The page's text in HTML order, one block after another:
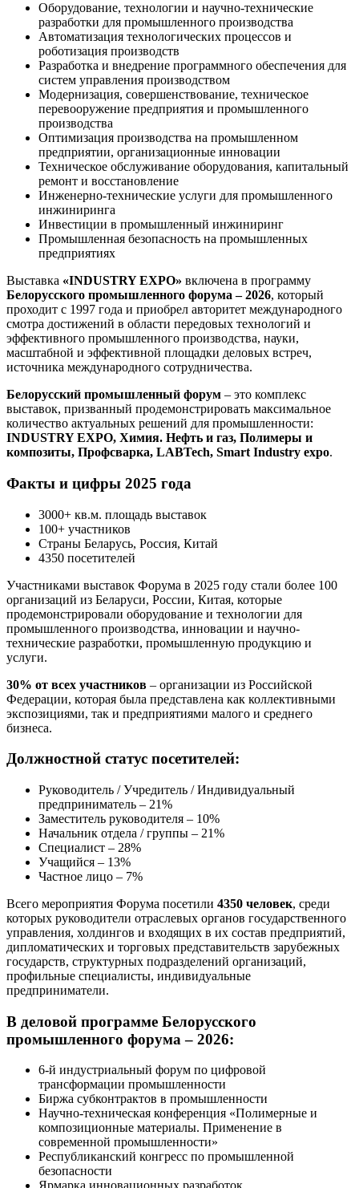
Оборудование, технологии и научно-технические
разработки для промышленного производства
Автоматизация технологических процессов и
роботизация производств
Разработка и внедрение программного обеспечения для
систем управления производством
Модернизация, совершенствование, техническое
перевооружение предприятия и промышленного
производства
Оптимизация производства на промышленном
предприятии, организационные инновации
Техническое обслуживание оборудования, капитальный
ремонт и восстановление
Инженерно-технические услуги для промышленного
инжиниринга
Инвестиции в промышленный инжиниринг
Промышленная безопасность на промышленных
предприятиях
Выставка «INDUSTRY EXPO» включена в программу
Белорусского промышленного форума – 2026, который
проходит с 1997 года и приобрел авторитет международного
смотра достижений в области передовых технологий и
эффективного промышленного производства, науки,
масштабной и эффективной площадки деловых встреч,
источника международного сотрудничества.
Белорусский промышленный форум – это комплекс
выставок, призванный продемонстрировать максимальное
количество актуальных решений для промышленности:
INDUSTRY EXPO, Химия. Нефть и газ, Полимеры и
композиты, Профсварка, LABTech, Smart Industry expo.
Факты и цифры 2025 года
3000+ кв.м. площадь выставок
100+ участников
Страны Беларусь, Россия, Китай
4350 посетителей
Участниками выставок Форума в 2025 году стали более 100
организаций из Беларуси, России, Китая, которые
продемонстрировали оборудование и технологии для
промышленного производства, инновации и научно-
технические разработки, промышленную продукцию и
услуги.
30% от всех участников – организации из Российской
Федерации, которая была представлена как коллективными
экспозициями, так и предприятиями малого и среднего
бизнеса.
Должностной статус посетителей:
Руководитель / Учредитель / Индивидуальный
предприниматель – 21%
Заместитель руководителя – 10%
Начальник отдела / группы – 21%
Специалист – 28%
Учащийся – 13%
Частное лицо – 7%
Всего мероприятия Форума посетили 4350 человек, среди
которых руководители отраслевых органов государственного
управления, холдингов и входящих в их состав предприятий,
дипломатических и торговых представительств зарубежных
государств, структурных подразделений организаций,
профильные специалисты, индивидуальные
предприниматели.
В деловой программе Белорусского
промышленного форума – 2026:
6-й индустриальный форум по цифровой
трансформации промышленности
Биржа субконтрактов в промышленности
Научно-техническая конференция «Полимерные и
композиционные материалы. Применение в
современной промышленности»
Республиканский конгресс по промышленной
безопасности